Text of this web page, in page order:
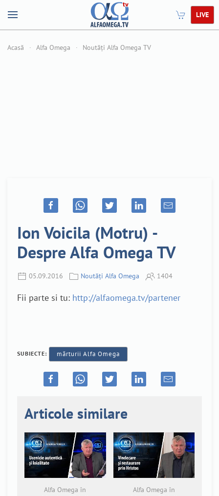
LIVE
Acasă Alfa Omega Noutăți Alfa Omega TV
Ion Voicila (Motru) -
Despre Alfa Omega TV
05.09.2016 Noutăți Alfa Omega 1404
Fii parte si tu: http://alfaomega.tv/partener
SUBIECTE: mărturii Alfa Omega
Articole similare
Alfa Omega în
Alfa Omega în